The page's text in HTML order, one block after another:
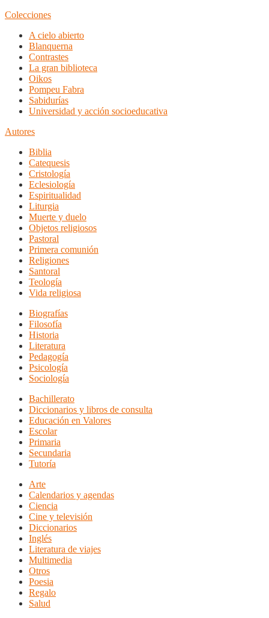
Colecciones
A cielo abierto
Blanquerna
Contrastes
La gran biblioteca
Oikos
Pompeu Fabra
Sabidurías
Universidad y acción socioeducativa
Autores
Biblia
Catequesis
Cristología
Eclesiología
Espiritualidad
Liturgia
Muerte y duelo
Objetos religiosos
Pastoral
Primera comunión
Religiones
Santoral
Teología
Vida religiosa
Biografías
Filosofía
Historia
Literatura
Pedagogía
Psicología
Sociología
Bachillerato
Diccionarios y libros de consulta
Educación en Valores
Escolar
Primaria
Secundaria
Tutoría
Arte
Calendarios y agendas
Ciencia
Cine y televisión
Diccionarios
Inglés
Literatura de viajes
Multimedia
Otros
Poesia
Regalo
Salud